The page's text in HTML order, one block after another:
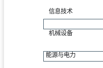
信息技术
机械设备
能源与电力